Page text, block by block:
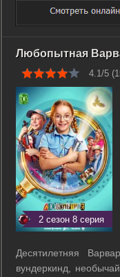
борьба
Любопытная
4.1/5 (
2 сезон 8 серия
Десятилетняя
вундеркинд,